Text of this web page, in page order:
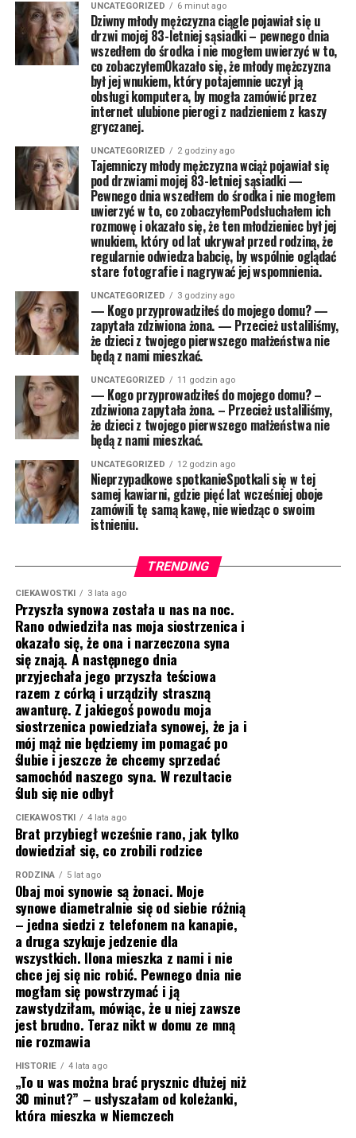
UNCATEGORIZED 6 minut ago
Dziwny młody mężczyzna ciągle pojawiał się u
drzwi mojej 83-letniej sąsiadki – pewnego dnia
wszedłem do środka i nie mogłem uwierzyć w to,
co zobaczyłemOkazało się, że młody mężczyzna
był jej wnukiem, który potajemnie uczył ją
obsługi komputera, by mogła zamówić przez
internet ulubione pierogi z nadzieniem z kaszy
gryczanej.
UNCATEGORIZED 2 godziny ago
Tajemniczy młody mężczyzna wciąż pojawiał się
pod drzwiami mojej 83-letniej sąsiadki —
Pewnego dnia wszedłem do środka i nie mogłem
uwierzyć w to, co zobaczyłemPodsłuchałem ich
rozmowę i okazało się, że ten młodzieniec był jej
wnukiem, który od lat ukrywał przed rodziną, że
regularnie odwiedza babcię, by wspólnie oglądać
stare fotografie i nagrywać jej wspomnienia.
UNCATEGORIZED 3 godziny ago
— Kogo przyprowadziłeś do mojego domu? —
zapytała zdziwiona żona. — Przecież ustaliliśmy,
że dzieci z twojego pierwszego małżeństwa nie
będą z nami mieszkać.
UNCATEGORIZED 11 godzin ago
— Kogo przyprowadziłeś do mojego domu? –
zdziwiona zapytała żona. – Przecież ustaliliśmy,
że dzieci z twojego pierwszego małżeństwa nie
będą z nami mieszkać.
UNCATEGORIZED 12 godzin ago
Nieprzypadkowe spotkanieSpotkali się w tej
samej kawiarni, gdzie pięć lat wcześniej oboje
zamówili tę samą kawę, nie wiedząc o swoim
istnieniu.
TRENDING
CIEKAWOSTKI 3 lata ago
Przyszła synowa została u nas na noc.
Rano odwiedziła nas moja siostrzenica i
okazało się, że ona i narzeczona syna
się znają. A następnego dnia
przyjechała jego przyszła teściowa
razem z córką i urządziły straszną
awanturę. Z jakiegoś powodu moja
siostrzenica powiedziała synowej, że ja i
mój mąż nie będziemy im pomagać po
ślubie i jeszcze że chcemy sprzedać
samochód naszego syna. W rezultacie
ślub się nie odbył
CIEKAWOSTKI 4 lata ago
Brat przybiegł wcześnie rano, jak tylko
dowiedział się, co zrobili rodzice
RODZINA 5 lat ago
Obaj moi synowie są żonaci. Moje
synowe diametralnie się od siebie różnią
– jedna siedzi z telefonem na kanapie,
a druga szykuje jedzenie dla
wszystkich. Ilona mieszka z nami i nie
chce jej się nic robić. Pewnego dnia nie
mogłam się powstrzymać i ją
zawstydziłam, mówiąc, że u niej zawsze
jest brudno. Teraz nikt w domu ze mną
nie rozmawia
HISTORIE 4 lata ago
„To u was można brać prysznic dłużej niż
30 minut?” – usłyszałam od koleżanki,
która mieszka w Niemczech